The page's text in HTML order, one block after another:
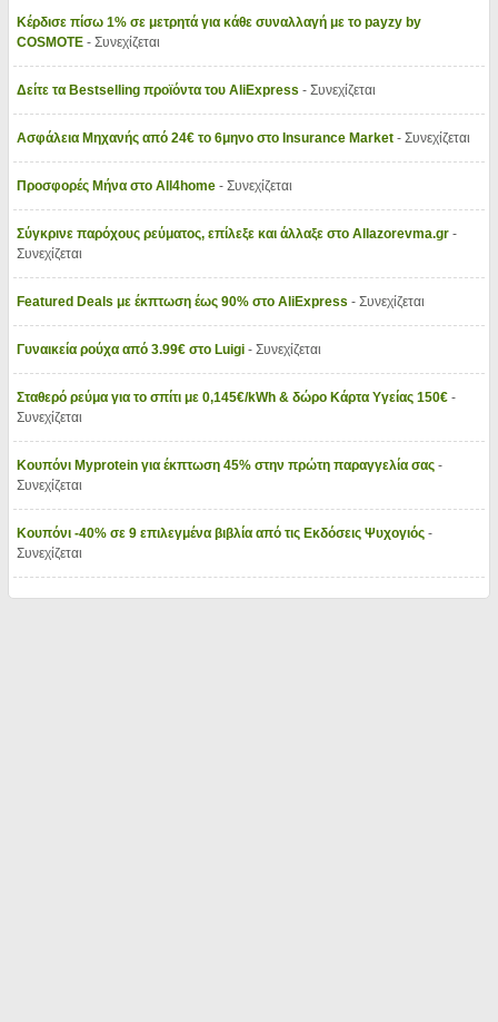
Κέρδισε πίσω 1% σε μετρητά για κάθε συναλλαγή με το payzy by
COSMOTE - Συνεχίζεται
Δείτε τα Bestselling προϊόντα του AliExpress - Συνεχίζεται
Ασφάλεια Μηχανής από 24€ το 6μηνο στο Insurance Market - Συνεχίζεται
Προσφορές Μήνα στο All4home - Συνεχίζεται
Σύγκρινε παρόχους ρεύματος, επίλεξε και άλλαξε στο Allazorevma.gr -
Συνεχίζεται
Featured Deals με έκπτωση έως 90% στο AliExpress - Συνεχίζεται
Γυναικεία ρούχα από 3.99€ στο Luigi - Συνεχίζεται
Σταθερό ρεύμα για το σπίτι με 0,145€/kWh & δώρο Κάρτα Υγείας 150€ -
Συνεχίζεται
Κουπόνι Myprotein για έκπτωση 45% στην πρώτη παραγγελία σας -
Συνεχίζεται
Κουπόνι -40% σε 9 επιλεγμένα βιβλία από τις Εκδόσεις Ψυχογιός -
Συνεχίζεται